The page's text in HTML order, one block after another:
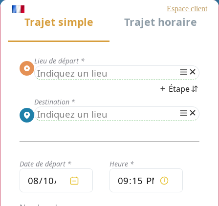
Que vous souhaitez louer un minibus de 21 places avec
sportives, sorties familiales, sorties scolaires, diverses
de chantier qui s’impose....) mais également pour votre
déplacement événementiel, les prestations
Chaville
minibus seront justement en adéquation à vos attentes.